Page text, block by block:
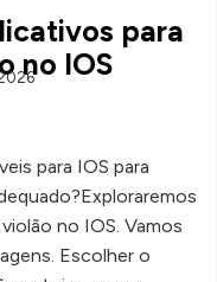
para
no IOS
para IOS para
no IOS. Vamos
Escolher o